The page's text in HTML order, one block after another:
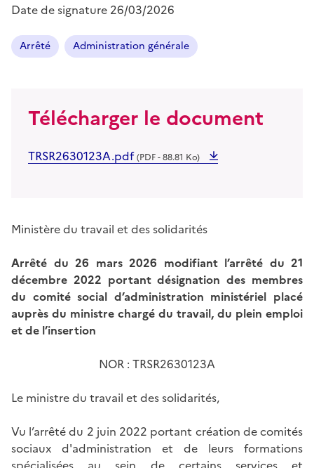
Date de signature 26/03/2026
Arrêté Administration générale
Télécharger le document
TRSR2630123A.pdf(PDF - 88.81 Ko)
Ministère du travail et des solidarités
Arrêté du 26 mars 2026 modifiant l’arrêté du 21
décembre 2022 portant désignation des membres
du comité social d’administration ministériel placé
auprès du ministre chargé du travail, du plein emploi
et de l’insertion
NOR : TRSR2630123A
Le ministre du travail et des solidarités,
Vu l’arrêté du 2 juin 2022 portant création de comités
sociaux d'administration et de leurs formations